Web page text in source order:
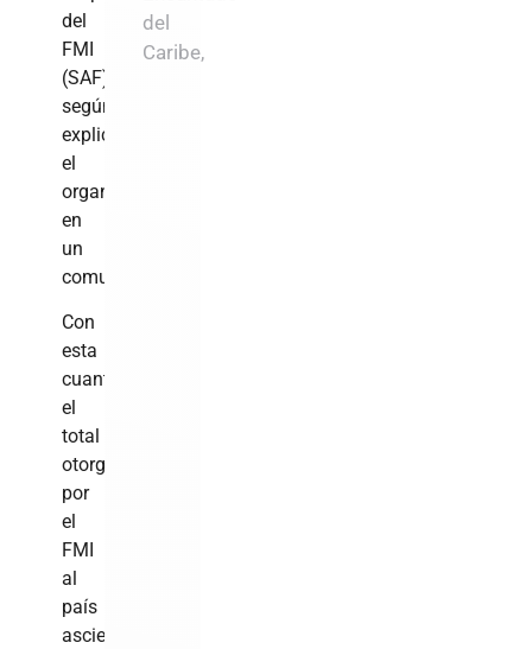
del
FMI
(SAF),
según
explicó
el
organismo
en
un
comunicado.
Con
esta
cuantía,
el
total
otorgado
por
el
FMI
al
país
asciende
del
Caribe,